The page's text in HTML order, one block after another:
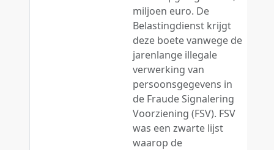
miljoen euro. De
Belastingdienst krijgt
deze boete vanwege de
jarenlange illegale
verwerking van
persoonsgegevens in
de Fraude Signalering
Voorziening (FSV). FSV
was een zwarte lijst
waarop de